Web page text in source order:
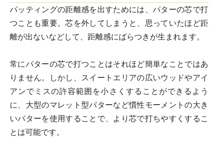
パッティングの距離感を出すためには、パターの芯で打
つことも重要。芯を外してしまうと、思っていたほど距
離が出ないなどして、距離感にばらつきが生まれます。
常にパターの芯で打つことはそれほど簡単なことではあ
りません。しかし、スイートエリアの広いウッドやアイ
アンでミスの許容範囲を小さくすることができるよう
に、大型のマレット型パターなど慣性モーメントの大き
いパターを使用することで、より芯で打ちやすくするこ
とは可能です。